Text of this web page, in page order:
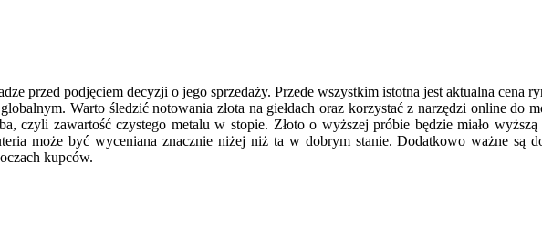
przed podjęciem decyzji o jego sprzedaży. Przede wszystkim istotna jest aktualna cena
Warto śledzić notowania złota na giełdach oraz korzystać z narzędzi online do
czyli zawartość czystego metalu w stopie. Złoto o wyższej próbie będzie miało
może być wyceniana znacznie niżej niż ta w dobrym stanie. Dodatkowo ważne są
kupców.